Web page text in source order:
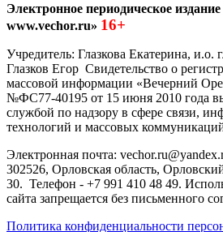
Электронное периодическое
www.vechor.ru» 16+
Учредитель: Глазкова Екатерина, и.о.
Глазков Егор Свидетельство о
массовой информации «Вечерний
№ФС77-40195 от 15 июня 2010 года
службой по надзору в сфере связи,
технологий и массовых
Электронная почта:
302526, Орловская область,
30. Телефон - +7 991 410 48 49.
сайта запрещается без письменного
Политика конфиденциальности